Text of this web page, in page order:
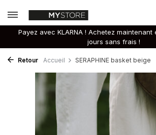
Payez avec KLARNA ! Achetez
jours sans frais !
Retour Accueil SERAPHINE basket beige